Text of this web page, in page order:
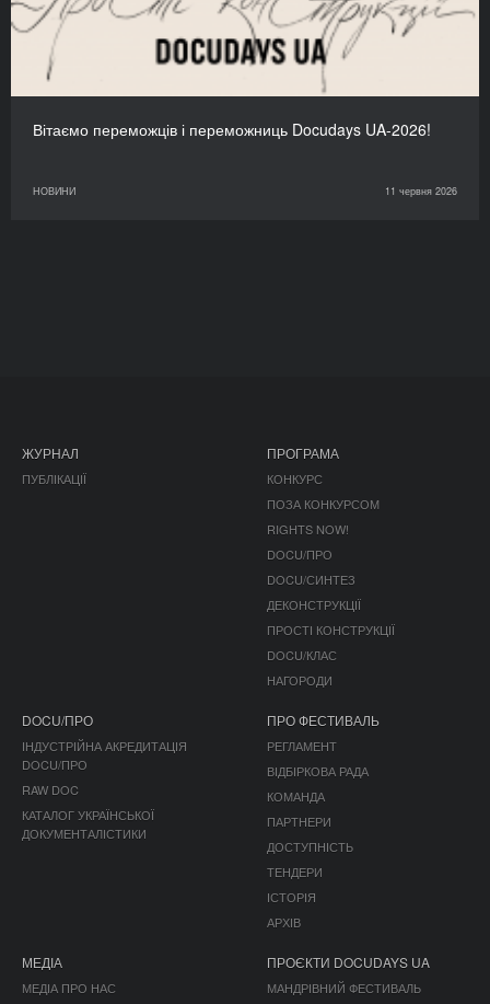
Вітаємо переможців і переможниць Docudays UA-2026!
НОВИНИ 11 червня 2026
ЖУРНАЛ
ПУБЛІКАЦІЇ
ПРОГРАМА
КОНКУРС
ПОЗА КОНКУРСОМ
RIGHTS NOW!
DOCU/ПРО
DOCU/СИНТЕЗ
ДЕКОНСТРУКЦІЇ
ПРОСТІ КОНСТРУКЦІЇ
DOCU/КЛАС
НАГОРОДИ
DOCU/ПРО
ІНДУСТРІЙНА АКРЕДИТАЦІЯ
DOCU/ПРО
RAW DOC
КАТАЛОГ УКРАЇНСЬКОЇ
ДОКУМЕНТАЛІСТИКИ
ПРО ФЕСТИВАЛЬ
РЕГЛАМЕНТ
ВІДБІРКОВА РАДА
КОМАНДА
ПАРТНЕРИ
ДОСТУПНІСТЬ
ТЕНДЕРИ
ІСТОРІЯ
АРХІВ
МЕДІА
МЕДІА ПРО НАС
ПРОЄКТИ DOCUDAYS UA
МАНДРІВНИЙ ФЕСТИВАЛЬ